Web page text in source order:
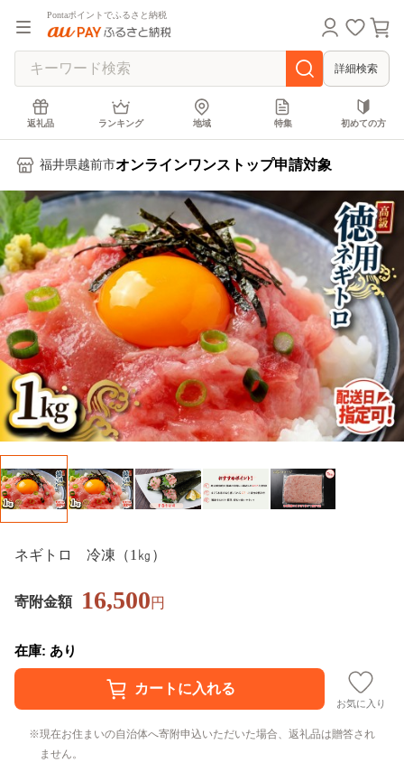
Pontaポイントでふるさと納税
詳細検索
返礼品 ランキング 地域 特集 初めての方
福井県越前市オンラインワンストップ申請対象
ネギトロ 冷凍（1㎏）
寄附金額 16,500円
在庫: あり
お気に入り
現在お住まいの自治体へ寄附申込いただいた場合、返礼品は贈答され
ません。